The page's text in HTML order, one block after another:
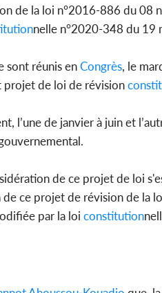
de la loi n°2016-886 du 08
nelle n°2020-348 du 19
sont réunis enCongrès, le
projet de loi de révision
l’une de janvier à juin et
de ce projet de loi
ce projet de révision de la
par la loi constitution